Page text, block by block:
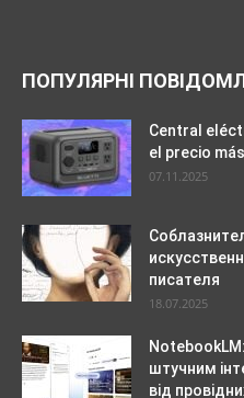
ПОПУЛЯРНІ
Central
el precio
07.11.2025
писателя
18.07.2025
штучним
від